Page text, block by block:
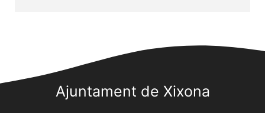
Ajuntament de Xixona